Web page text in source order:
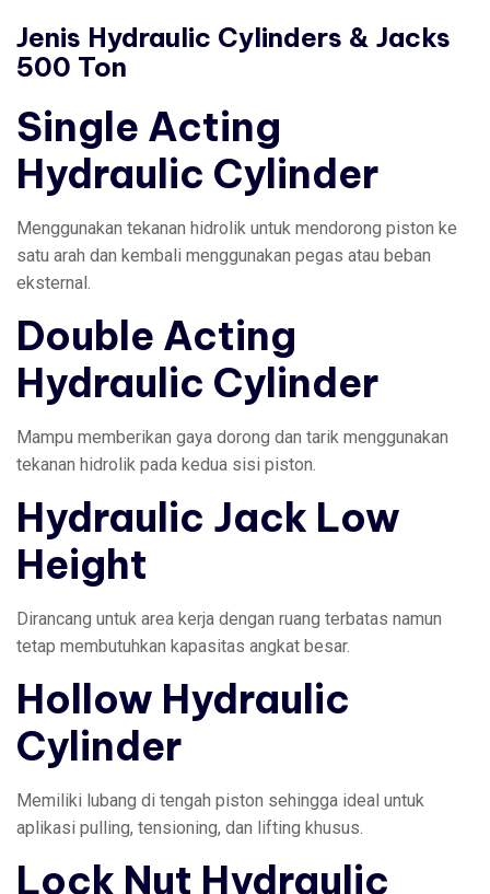
Jenis Hydraulic Cylinders & Jacks
500 Ton
Single Acting
Hydraulic Cylinder
Menggunakan tekanan hidrolik untuk mendorong piston ke
satu arah dan kembali menggunakan pegas atau beban
eksternal.
Double Acting
Hydraulic Cylinder
Mampu memberikan gaya dorong dan tarik menggunakan
tekanan hidrolik pada kedua sisi piston.
Hydraulic Jack Low
Height
Dirancang untuk area kerja dengan ruang terbatas namun
tetap membutuhkan kapasitas angkat besar.
Hollow Hydraulic
Cylinder
Memiliki lubang di tengah piston sehingga ideal untuk
aplikasi pulling, tensioning, dan lifting khusus.
Lock Nut Hydraulic